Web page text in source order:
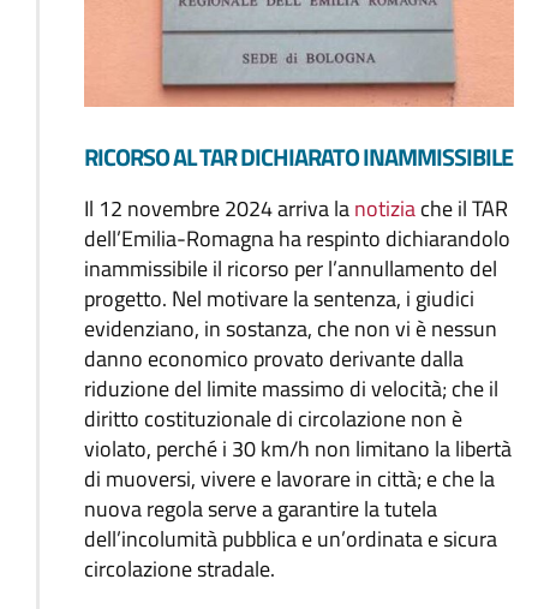
RICORSO AL TAR DICHIARATO INAMMISSIBILE
Il 12 novembre 2024 arriva lanotiziache il TAR
dell’Emilia-Romagna ha respinto dichiarandolo
inammissibile il ricorso per l’annullamento del
progetto. Nel motivare la sentenza, i giudici
evidenziano, in sostanza, che non vi è nessun
danno economico provato derivante dalla
riduzione del limite massimo di velocità; che il
diritto costituzionale di circolazione non è
violato, perché i 30 km/h non limitano la libertà
di muoversi, vivere e lavorare in città; e che la
nuova regola serve a garantire la tutela
dell’incolumità pubblica e un’ordinata e sicura
circolazione stradale.